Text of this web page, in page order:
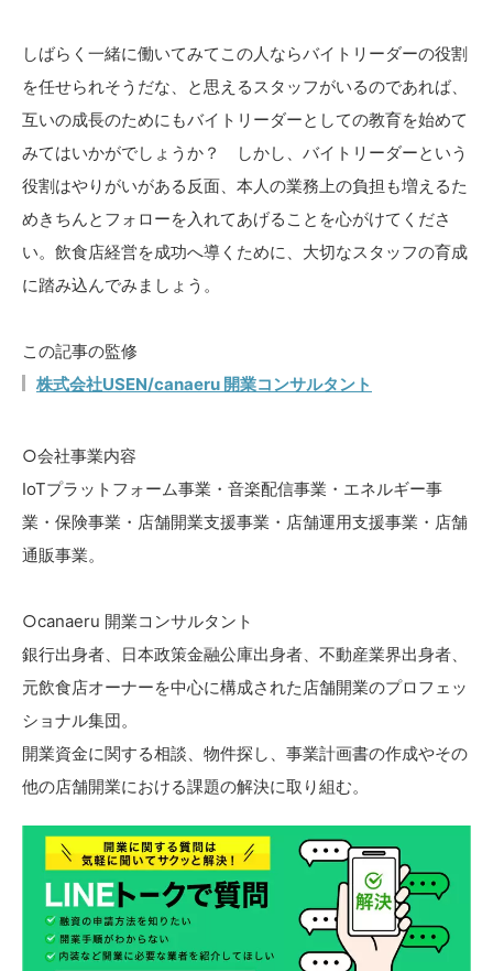
しばらく一緒に働いてみてこの人ならバイトリーダーの役割
を任せられそうだな、と思えるスタッフがいるのであれば、
互いの成長のためにもバイトリーダーとしての教育を始めて
みてはいかがでしょうか？ しかし、バイトリーダーという
役割はやりがいがある反面、本人の業務上の負担も増えるた
めきちんとフォローを入れてあげることを心がけてくださ
い。飲食店経営を成功へ導くために、大切なスタッフの育成
に踏み込んでみましょう。
この記事の監修
株式会社USEN/canaeru 開業コンサルタント
○会社事業内容
IoTプラットフォーム事業・音楽配信事業・エネルギー事
業・保険事業・店舗開業支援事業・店舗運用支援事業・店舗
通販事業。
○canaeru 開業コンサルタント
銀行出身者、日本政策金融公庫出身者、不動産業界出身者、
元飲食店オーナーを中心に構成された店舗開業のプロフェッ
ショナル集団。
開業資金に関する相談、物件探し、事業計画書の作成やその
他の店舗開業における課題の解決に取り組む。